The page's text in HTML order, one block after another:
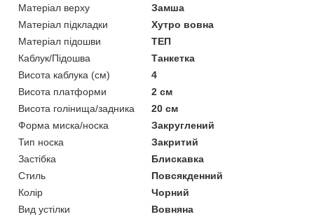
Матеріал верху
Замша
Матеріал підкладки
Хутро вовна
Матеріал підошви
ТЕП
Каблук/Підошва
Танкетка
Висота каблука (см)
4
Висота платформи
2 см
Висота голінища/задника
20 см
Форма миска/носка
Закруглений
Тип носка
Закритий
Застібка
Блискавка
Стиль
Повсякденний
Колір
Чорний
Вид устілки
Вовняна